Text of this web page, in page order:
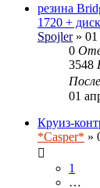
резина
1720 +
Spojler» 01
0
3548
01
Круиз-
*Casper* »
1
…